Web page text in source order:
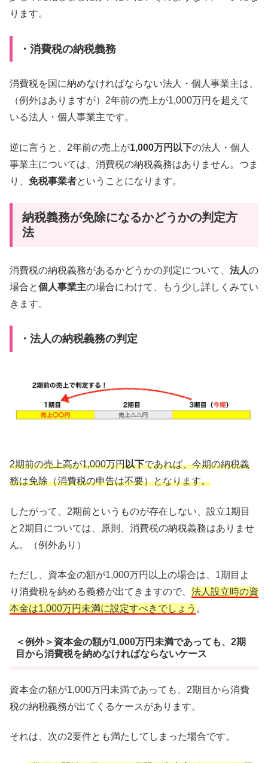
ります。
・消費税の納税義務
消費税を国に納めなければならない法人・個人事業主は、
（例外はありますが）2年前の売上が1,000万円を超えて
いる法人・個人事業主です。
逆に言うと、2年前の売上が1,000万円以下の法人・個人
事業主については、消費税の納税義務はありません。つま
り、 免税事業者ということになります。
納税義務が免除になるかどうかの判定方
法
消費税の納税義務があるかどうかの判定について、 法人の
場合と個人事業主の場合にわけて、もう少し詳しくみてい
きます。
・法人の納税義務の判定
2期前の売上高が1,000万円以下であれば、今期の納税義
務は免除（消費税の申告は不要）となります。
したがって、2期前というものが存在しない、設立1期目
と2期目については、原則、消費税の納税義務はありませ
ん。（例外あり）
ただし、資本金の額が1,000万円以上の場合は、1期目よ
り消費税を納める義務が出てきますので、 法人設立時の資
本金は1,000万円未満に設定すべきでしょう 。
＜例外＞資本金の額が1,000万円未満であっても、2期
目から消費税を納めなければならないケース
資本金の額が1,000万円未満であっても、2期目から消費
税の納税義務が出てくるケースがあります。
それは、次の2要件とも満たしてしまった場合です。